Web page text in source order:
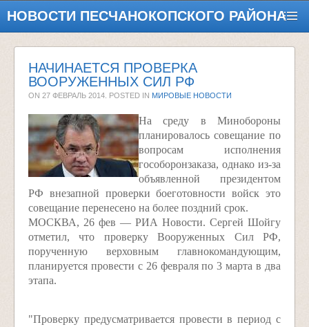
НОВОСТИ ПЕСЧАНОКОПСКОГО РАЙОНА
НАЧИНАЕТСЯ ПРОВЕРКА
ВООРУЖЕННЫХ СИЛ РФ
ON 27 ФЕВРАЛЬ 2014 . POSTED IN МИРОВЫЕ НОВОСТИ
На среду в Минобороны
планировалось совещание по
вопросам исполнения
гособоронзаказа, однако из-за
объявленной президентом
РФ внезапной проверки боеготовности войск это
совещание перенесено на более поздний срок.
МОСКВА, 26 фев — РИА Новости. Сергей Шойгу
отметил, что проверку Вооруженных Сил РФ,
порученную верховным главнокомандующим,
планируется провести с 26 февраля по 3 марта в два
этапа.
"Проверку предусматривается провести в период с